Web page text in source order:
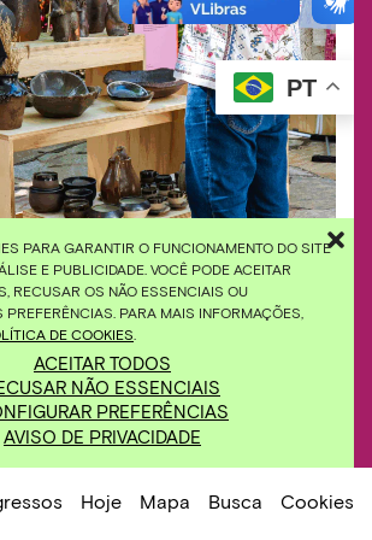
PARA GARANTIR O FUNCIONAMENTO DO SITE
E PUBLICIDADE. VOCÊ PODE ACEITAR
RECUSAR OS NÃO ESSENCIAIS OU
PARA MAIS INFORMAÇÕES,
DE COOKIES
ACEITAR TODOS
NÃO ESSENCIAIS
PREFERÊNCIAS
AVISO DE PRIVACIDADE
é uma feira com seis
a uma série de feiras
valorização das culturas, tradições
Foto: Brendon Campos
Experiência Brumadinho: 4ª
Edição
Espaço Igrejinha
PT
Hoje Mapa Busca Cookies